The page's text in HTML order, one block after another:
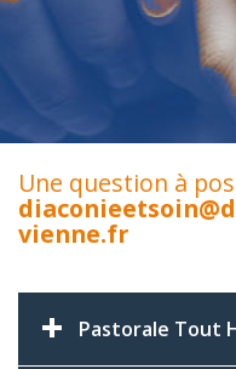
Une question à
vienne.fr
Pastorale Tout